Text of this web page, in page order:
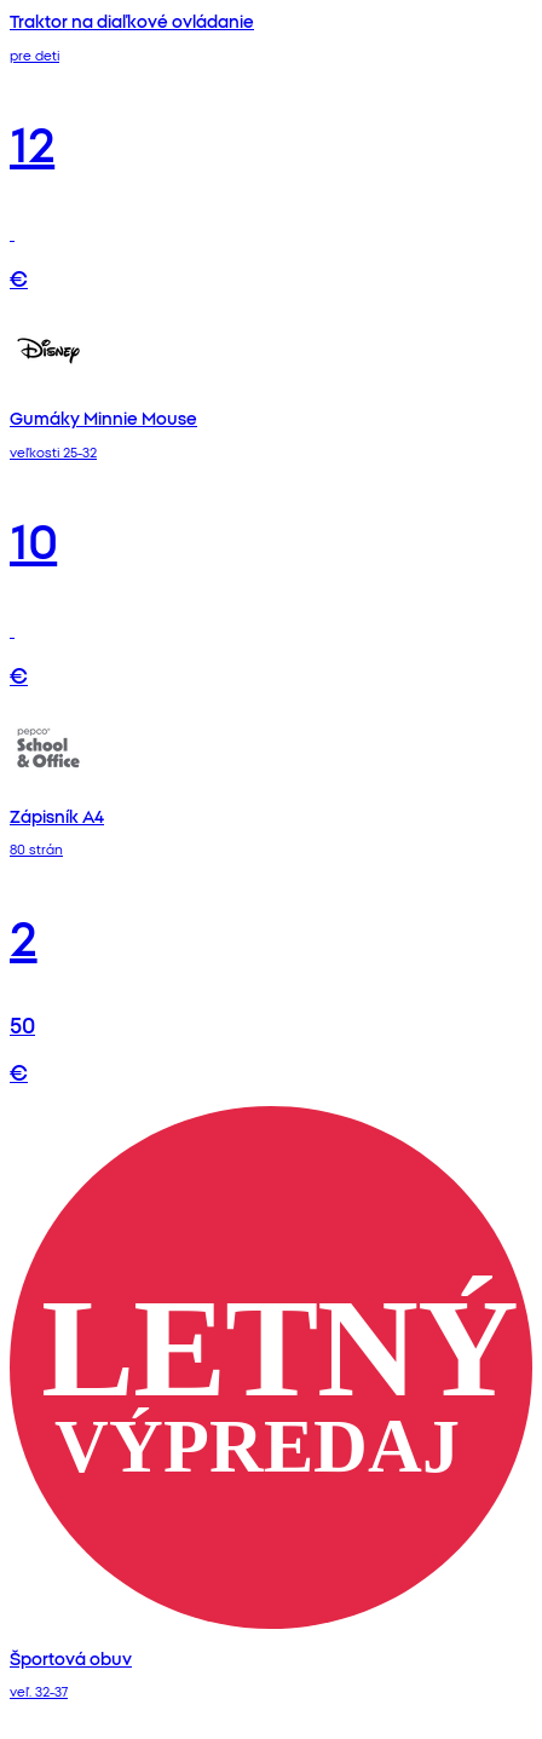
Traktor na diaľkové ovládanie
pre deti
12
€
Gumáky Minnie Mouse
veľkosti 25-32
10
€
Zápisník A4
80 strán
2
50
€
Športová obuv
veľ. 32-37